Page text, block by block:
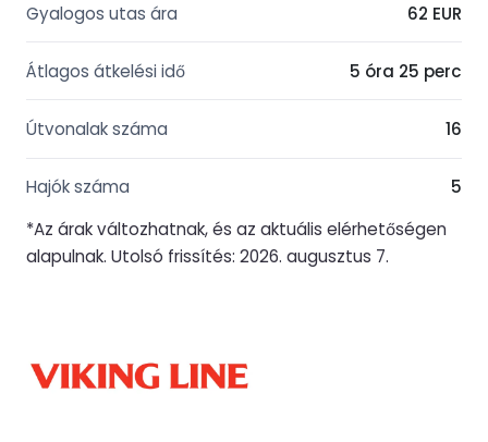
Gyalogos utas ára 62 EUR
Átlagos átkelési idő 5 óra 25 perc
Útvonalak száma 16
Hajók száma
5
*Az árak változhatnak, és az aktuális elérhetőségen
alapulnak. Utolsó frissítés: 2026. augusztus 7.